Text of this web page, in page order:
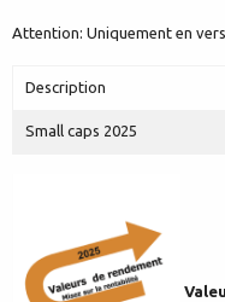
Attention: Uniquement en
Description
Small caps 2025